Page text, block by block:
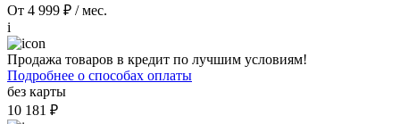
От 4 999 ₽ / мес.
i
Продажа товаров в кредит по лучшим условиям!
Подробнее о способах оплаты
без карты
10 181 ₽